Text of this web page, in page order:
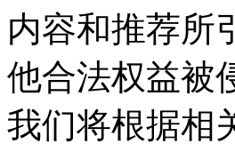
内容和推荐所
他合法权益被
我们将根据相